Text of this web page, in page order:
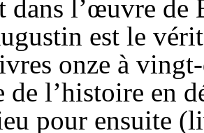
dans l’œuvre de
est le
onze à
de l’histoire en
pour ensuite